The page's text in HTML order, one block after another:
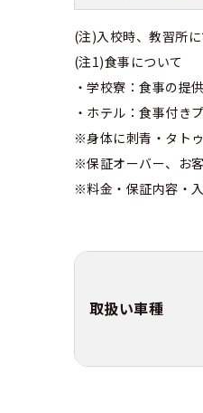
(注)入校時、教習所
(注1)食事について
・学校寮：食事の提
・ホテル：食事付き
※身体に刺青・タト
※保証オーバー、お
※料金・保証内容・
取扱い車種